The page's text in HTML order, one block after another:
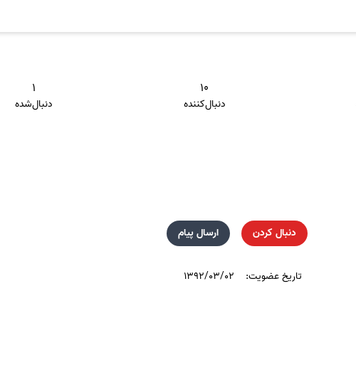
۱۰
دنبال‌کننده
۱
دنبال‌شده
دنبال کردن ارسال پیام
تاریخ عضویت: ۱۳۹۲/۰۳/۰۲